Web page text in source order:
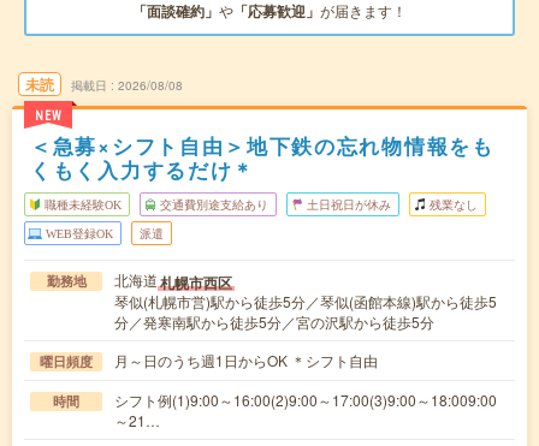
「面談確約」 や 「応募歓迎」 が届きます！
未読
NEW
掲載日 2026/08/08
＜急募×シフト自由＞地下鉄の忘れ物情報をも
くもく入力するだけ＊
職種未経験OK 交通費別途支給あり 土日祝日が休み 残業なし
WEB登録OK 派遣
勤務地 北海道札幌市西区
琴似(札幌市営)駅から徒歩5分／琴似(函館本線)駅から徒歩5
分／発寒南駅から徒歩5分／宮の沢駅から徒歩5分
曜日頻度 月～日のうち週1日からOK ＊シフト自由
時間
シフト例(1)9:00～16:00(2)9:00～17:00(3)9:00～18:009:00
～21…